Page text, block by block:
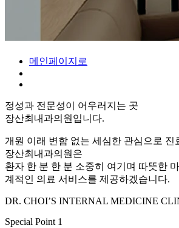
메인페이지로
정성과 전문성이 어우러지는 곳
장산최내과의원입니다.
개원 이래 변함 없는 세심한 관심으로 진
장산최내과의원은
환자 한 분 한 분 소중히 여기며 따뜻한
계적인 의료 서비스를 제공하겠습니다.
DR. CHOI’S INTERNAL MEDICINE
Special Point 1